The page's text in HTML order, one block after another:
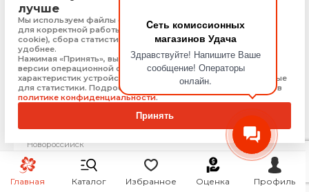
Cеть комиссионных
магазинов Удача
Здравствуйте! Напишите Ваше
сообщение! Операторы
онлайн.
Главная Каталог Избранное Оценка Профиль
Прожектор IEK 200Вт
Новороссийск
Бонус: 40 баллов
лучше
Мы используем файлы cookie, Яндекс Метрику и 1С-Битрикс
для корректной работы сайта (технически необходимые
cookie), сбора статистики, чтобы сайт работал быстрее и
удобнее.
Нажимая «Принять», вы соглашаетесь на обработку: типа,
версии операционной системы и браузера, технических
характеристик устройства, технические данные, необходимые
для статистики. Подробную информацию Вы можете найти в
политике конфиденциальности.
Принять